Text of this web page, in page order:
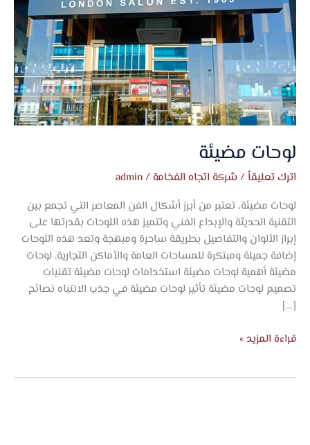
لوحات مضيئة
اترك تعليقاً/شركة اتجاه الفخامة /
admin
لوحات مضيئة، تعتبر من أبرز أشكال الفن المعاصر التي تجمع بين
التقنية الحديثة والإبداع الفني وتتميز هذه اللوحات بقدرتها على
إبراز الألوان والتفاصيل بطريقة ساحرة ومبهجة وتعد هذه اللوحات
إضافة جميلة ومبتكرة للمساحات العامة والأماكن التجارية. لوحات
مضيئة أهمية لوحات مضيئة استخدامات لوحات مضيئة تقنيات
تصميم لوحات مضيئة تأثير لوحات مضيئة في جذب الانتباه نصائح
[…]
قراءة المزيد »